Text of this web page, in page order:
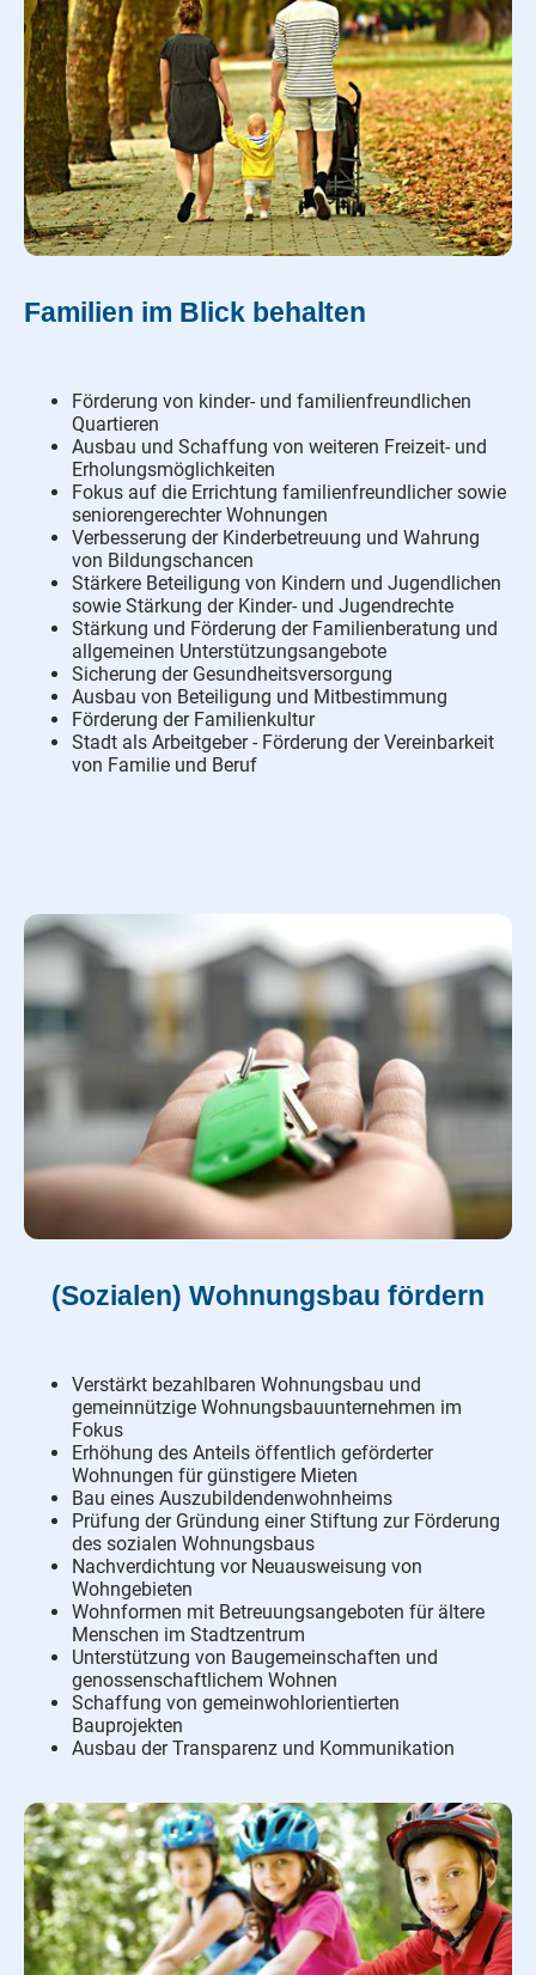
Familien im Blick behalten
Förderung von kinder- und familienfreundlichen
Quartieren
Ausbau und Schaffung von weiteren Freizeit- und
Erholungsmöglichkeiten
Fokus auf die Errichtung familienfreundlicher sowie
seniorengerechter Wohnungen
Verbesserung der Kinderbetreuung und Wahrung
von Bildungschancen
Stärkere Beteiligung von Kindern und Jugendlichen
sowie Stärkung der Kinder- und Jugendrechte
Stärkung und Förderung der Familienberatung und
allgemeinen Unterstützungsangebote
Sicherung der Gesundheitsversorgung
Ausbau von Beteiligung und Mitbestimmung
Förderung der Familienkultur
Stadt als Arbeitgeber - Förderung der Vereinbarkeit
von Familie und Beruf
(Sozialen) Wohnungsbau fördern
Verstärkt bezahlbaren Wohnungsbau und
gemeinnützige Wohnungsbauunternehmen im
Fokus
Erhöhung des Anteils öffentlich geförderter
Wohnungen für günstigere Mieten
Bau eines Auszubildendenwohnheims
Prüfung der Gründung einer Stiftung zur Förderung
des sozialen Wohnungsbaus
Nachverdichtung vor Neuausweisung von
Wohngebieten
Wohnformen mit Betreuungsangeboten für ältere
Menschen im Stadtzentrum
Unterstützung von Baugemeinschaften und
genossenschaftlichem Wohnen
Schaffung von gemeinwohlorientierten
Bauprojekten
Ausbau der Transparenz und Kommunikation